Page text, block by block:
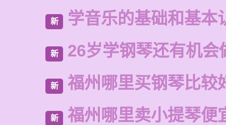
新 学音乐的基础和基本
新 26岁学钢琴还有机会
新 福州哪里买钢琴比较
新 福州哪里卖小提琴便